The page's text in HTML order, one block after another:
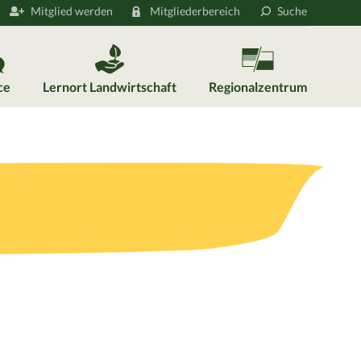
Mitglied werden Mitgliederbereich Suche
Lernort Landwirtschaft Regionalzentrum